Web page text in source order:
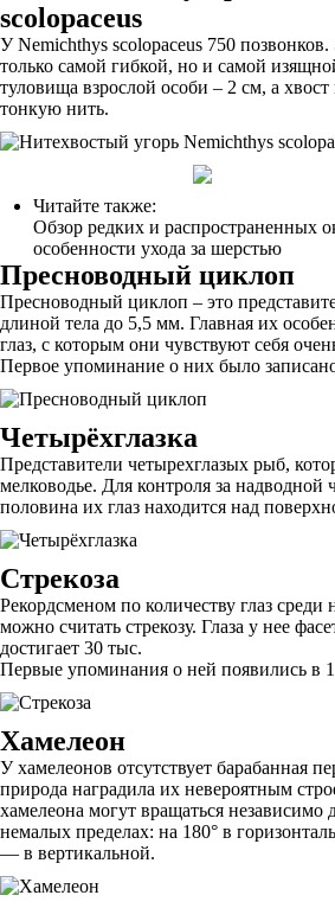
scolopaceus
У Nemichthys scolopaceus 750 позвонков.
только самой гибкой, но и самой
туловища взрослой особи – 2 см, а хвост
тонкую нить.
Читайте также:
Обзор редких и распространенных
особенности ухода за шерстью
Пресноводный циклоп
Пресноводный циклоп – это
длиной тела до 5,5 мм. Главная их
глаз, с которым они чувствуют себя
Первое упоминание о них было
Четырёхглазка
Представители четырехглазых рыб,
мелководье. Для контроля за надводной
половина их глаз находится над
Стрекоза
Рекордсменом по количеству глаз среди
можно считать стрекозу. Глаза у нее
достигает 30 тыс.
Первые упоминания о ней появились в
Хамелеон
У хамелеонов отсутствует барабанная
природа наградила их невероятным
хамелеона могут вращаться независимо
немалых пределах: на 180° в
— в вертикальной.